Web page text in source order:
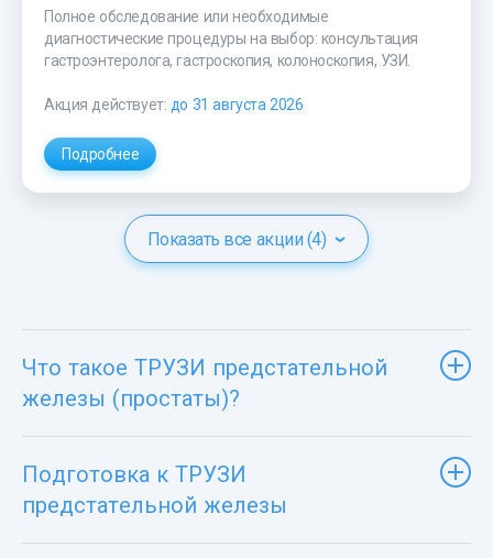
Полное обследование или необходимые
диагностические процедуры на выбор: консультация
гастроэнтеролога, гастроскопия, колоноскопия, УЗИ.
Акция действует: до 31 августа 2026
Подробнее
Показать все акции (4)
Что такое ТРУЗИ предстательной
железы (простаты)?
Подготовка к ТРУЗИ
предстательной железы